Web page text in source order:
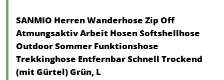
SANMIO Herren Wanderhose Zip Off
Atmungsaktiv Arbeit Hosen Softshellhose
Outdoor Sommer Funktionshose
Trekkinghose Entfernbar Schnell Trockend
(mit Gürtel) Grün, L